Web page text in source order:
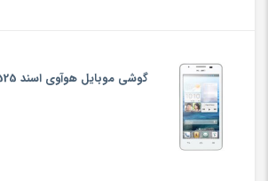
گوشی موبایل هوآوی اسند G525 دو سیم کارت